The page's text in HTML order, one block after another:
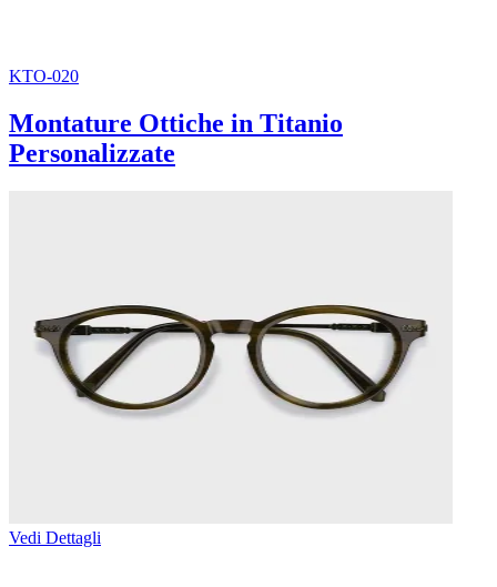
KTO-020
Montature Ottiche in Titanio
Personalizzate
Vedi Dettagli